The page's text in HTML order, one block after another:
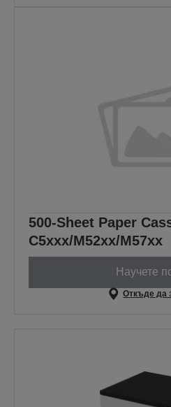
500-Sheet Paper
C5xxx/M52xx/M57xx
Научете
Откъде да